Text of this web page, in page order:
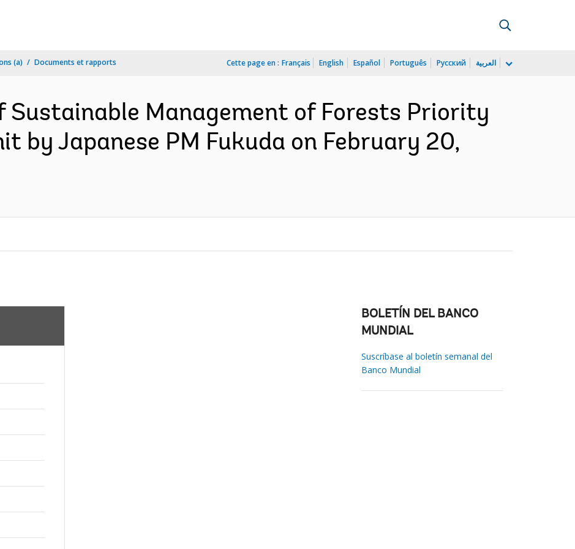
(a) Documents et rapports Cette page en : Français English Español Português Русский العربية
Sustainable Management of Forests Priority
by Japanese PM Fukuda on February 20,
BOLETÍN DEL BANCO
MUNDIAL
Suscríbase al boletín semanal del
Banco Mundial